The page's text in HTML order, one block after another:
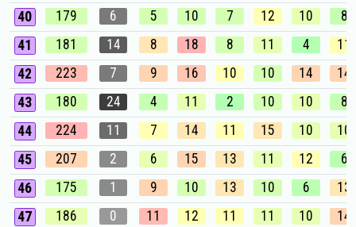
40
179 6 5 10 7 12 10
8
41
181 14 8 18 8 11 4
11
42
223 7 9 16 10 10 14
14
43
180 24 4 11 2 10 10
8
44
224 11 7 14 11 15 10
10
45
207 2 6 15 13 11 12
6
46
175 1 9 10 13 10 6
13
47
186 0 11 12 11 11 10
14